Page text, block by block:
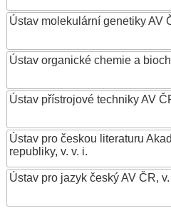
Ústav molekulární genetiky AV
Ústav organické chemie a
Ústav přístrojové techniky AV
Ústav pro českou literaturu
republiky, v. v. i.
Ústav pro jazyk český AV ČR, v.